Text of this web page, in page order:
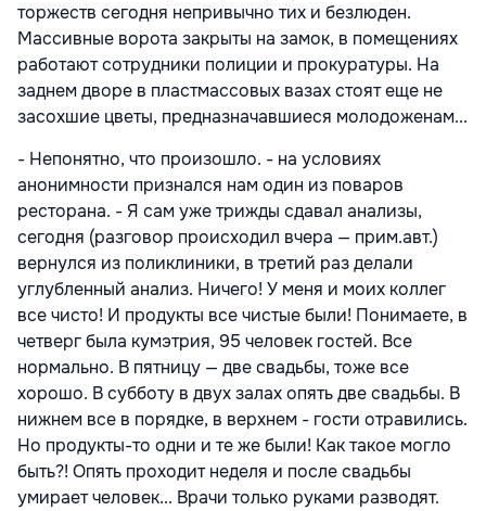
торжеств сегодня непривычно тих и безлюден.
Массивные ворота закрыты на замок, в помещениях
работают сотрудники полиции и прокуратуры. На
заднем дворе в пластмассовых вазах стоят еще не
засохшие цветы, предназначавшиеся молодоженам...
- Непонятно, что произошло. - на условиях
анонимности признался нам один из поваров
ресторана. - Я сам уже трижды сдавал анализы,
сегодня (разговор происходил вчера — прим.авт.)
вернулся из поликлиники, в третий раз делали
углубленный анализ. Ничего! У меня и моих коллег
все чисто! И продукты все чистые были! Понимаете, в
четверг была кумэтрия, 95 человек гостей. Все
нормально. В пятницу — две свадьбы, тоже все
хорошо. В субботу в двух залах опять две свадьбы. В
нижнем все в порядке, в верхнем - гости отравились.
Но продукты-то одни и те же были! Как такое могло
быть?! Опять проходит неделя и после свадьбы
умирает человек... Врачи только руками разводят.